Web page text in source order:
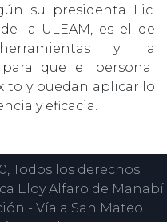
su presidenta Lic.
la ULEAM, es el de
y la
que el personal
y puedan aplicar lo
y eficacia.
Todos los derechos
Eloy Alfaro de Manabí
- Vía a San Mateo